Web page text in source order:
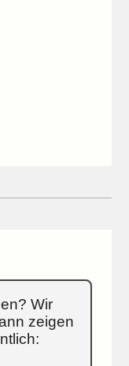
Wir
zeigen